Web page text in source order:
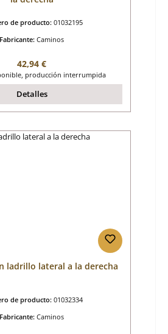
de producto: 01032195
Fabricante: Caminos
Precio normal:
42,94 €
producción interrumpida
Detalles
ladrillo lateral a la derecha
de producto: 01032334
Fabricante: Caminos